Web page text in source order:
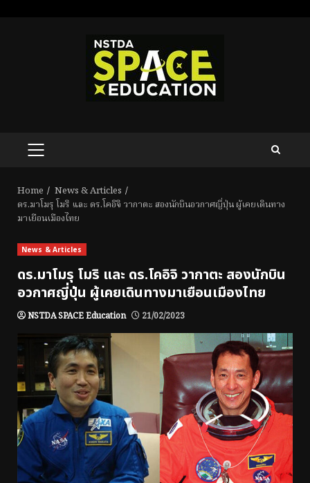
PRIMARY
Home
News & Articles
ดร.มาโมรุ โมริ และ ดร.โคอิจิ วากาตะ สองนักบินอวกาศญี่ปุ่น ผู้เคยเดินทาง
มาเยือนเมืองไทย
News & Articles
ดร.มาโมรุ โมริ และ ดร.โคอิจิ วากาตะ สองนักบิน
อวกาศญี่ปุ่น ผู้เคยเดินทางมาเยือนเมืองไทย
NSTDA SPACE Education 21/02/2023